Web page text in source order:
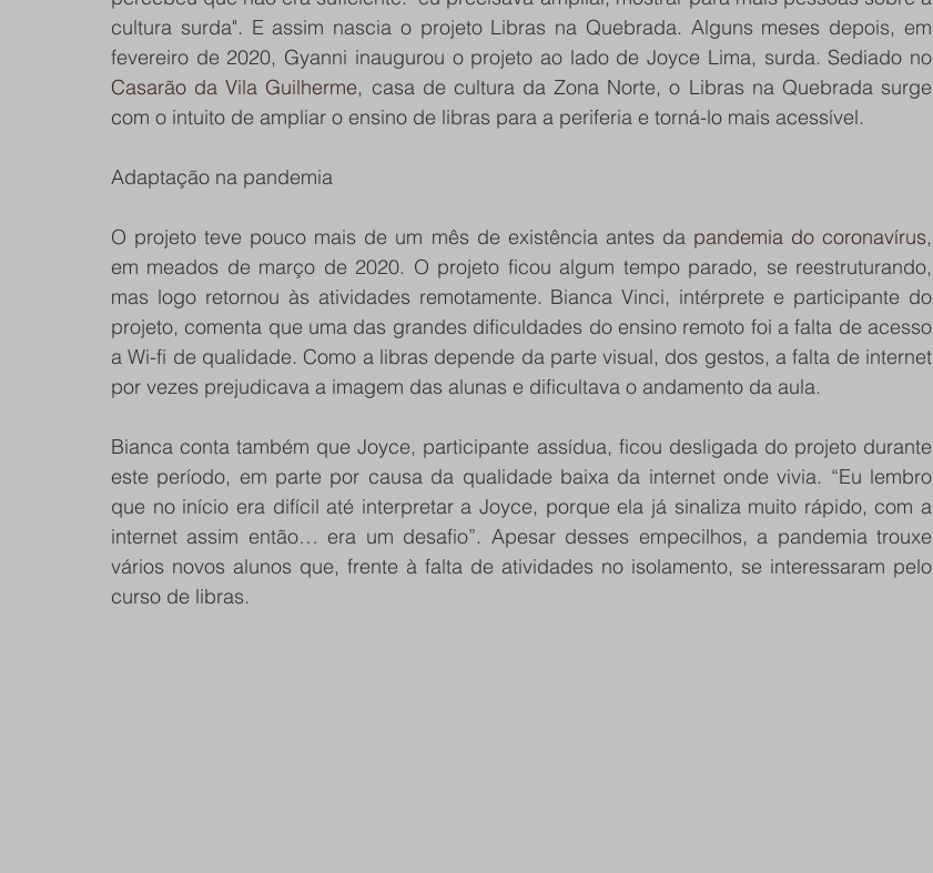
cultura surda". E assim nascia o projeto Libras na Quebrada. Alguns meses depois, em
Casarão da Vila Guilherme, casa de cultura da Zona Norte, o Libras na Quebrada surge
com o intuito de ampliar o ensino de libras para a periferia e torná-lo mais acessível.
Adaptação na pandemia
O projeto teve pouco mais de um mês de existência antes da pandemia do coronavírus,
em meados de março de 2020. O projeto ficou algum tempo parado, se reestruturando,
mas logo retornou às atividades remotamente. Bianca Vinci, intérprete e participante do
projeto, comenta que uma das grandes dificuldades do ensino remoto foi a falta de acesso
a Wi-fi de qualidade. Como a libras depende da parte visual, dos gestos, a falta de internet
por vezes prejudicava a imagem das alunas e dificultava o andamento da aula.
Bianca conta também que Joyce, participante assídua, ficou desligada do projeto durante
este período, em parte por causa da qualidade baixa da internet onde vivia. “Eu lembro
que no início era difícil até interpretar a Joyce, porque ela já sinaliza muito rápido, com a
internet assim então… era um desafio”. Apesar desses empecilhos, a pandemia trouxe
vários novos alunos que, frente à falta de atividades no isolamento, se interessaram pelo
curso de libras.